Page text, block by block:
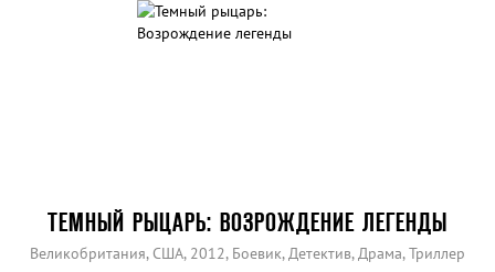
ТЕМНЫЙ РЫЦАРЬ: ВОЗРОЖДЕНИЕ ЛЕГЕНДЫ
Великобритания, США, 2012, Боевик, Детектив, Драма, Триллер